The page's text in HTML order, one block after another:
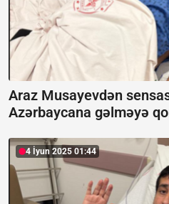
Araz Musayevdən
Azərbaycana gəlməyə
4 İyun 2025 01:44